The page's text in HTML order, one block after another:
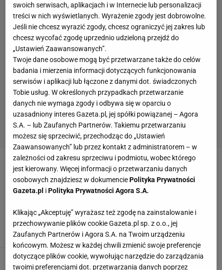
Rodzaj dania
Kuchnia
Dieta
więcej filtrów SZUKAJ
Barszcze Czerwone
PRZEPIS 0,0 średni powyżej godziny
Barszcz wigilijny z grzybami
PRZEP
5,
śred
powyżej
swoich serwisach, aplikacjach i w Internecie lub personalizacji
treści w nich wyświetlanych. Wyrażenie zgody jest dobrowolne.
Jeśli nie chcesz wyrazić zgody, chcesz ograniczyć jej zakres lub
chcesz wycofać zgodę uprzednio udzieloną przejdź do
„Ustawień Zaawansowanych”.
Twoje dane osobowe mogą być przetwarzane także do celów
badania i mierzenia informacji dotyczących funkcjonowania
serwisów i aplikacji lub łączone z danymi dot. świadczonych
Tobie usług. W określonych przypadkach przetwarzanie
danych nie wymaga zgody i odbywa się w oparciu o
uzasadniony interes Gazeta.pl, jej spółki powiązanej – Agora
S.A. – lub Zaufanych Partnerów. Takiemu przetwarzaniu
możesz się sprzeciwić, przechodząc do „Ustawień
Zaawansowanych” lub przez kontakt z administratorem – w
zależności od zakresu sprzeciwu i podmiotu, wobec którego
jest kierowany. Więcej informacji o przetwarzaniu danych
osobowych znajdziesz w dokumenciePolityka Prywatności
Gazeta.pl iPolityka Prywatności Agora S.A.
Klikając „Akceptuję” wyrażasz też zgodę na zainstalowanie i
przechowywanie plików cookie Gazeta.pl sp. z o.o., jej
Zaufanych Partnerów i Agora S.A. na Twoim urządzeniu
końcowym. Możesz w każdej chwili zmienić swoje preferencje
dotyczące plików cookie, wywołując narzędzie do zarządzania
twoimi preferencjami dot. przetwarzania danych poprzez